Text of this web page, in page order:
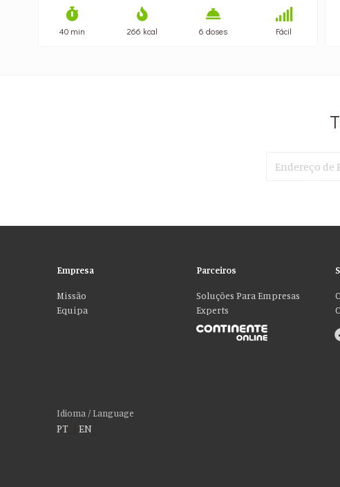
40 min 266 kcal 6 doses Fácil
Empresa
Missão
Equipa
Parceiros
Soluções Para Empresas
Experts
Idioma / Language
PT |EN